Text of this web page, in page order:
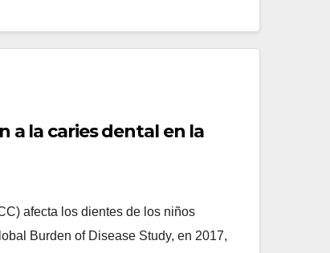
a la caries dental en la
afecta los dientes de los niños
Burden of Disease Study, en 2017,